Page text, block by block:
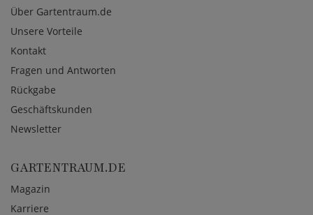
Über Gartentraum.de
Unsere Vorteile
Kontakt
Fragen und Antworten
Rückgabe
Geschäftskunden
Newsletter
GARTENTRAUM.DE
Magazin
Karriere